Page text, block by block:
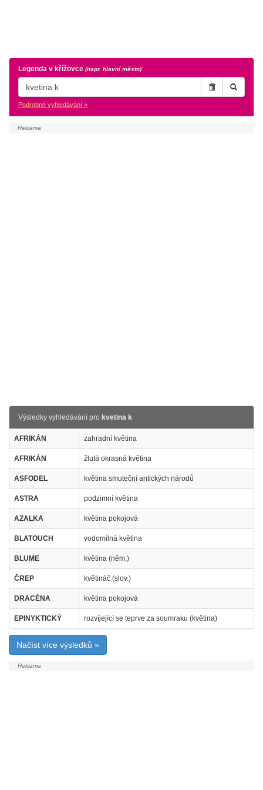
Legenda v křížovce (napr. hlavní město)
Podrobné vyhledávání »
Výsledky vyhledávání pro kvetina k
AFRIKÁN zahradní květina
AFRIKÁN žlutá okrasná květina
ASFODEL květina smuteční antických národů
ASTRA podzimní květina
AZALKA květina pokojová
BLATOUCH vodomilná květina
BLUME květina (něm.)
ČREP květináč (slov.)
DRACÉNA květina pokojová
EPINYKTICKÝ rozvíjející se teprve za soumraku (květina)
Načíst více výsledků »